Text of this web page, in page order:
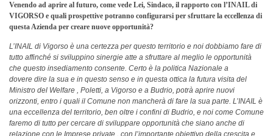
Venendo ad aprire al futuro, come vede Lei, Sindaco, il rapporto con l’INAIL di
VIGORSO e quali prospettive potranno configurarsi per sfruttare la eccellenza di
questa Azienda per creare nuove opportunità?
L’INAIL di Vigorso è una certezza per questo territorio e noi dobbiamo fare di
tutto affinché si sviluppino sinergie atte a sfruttare al meglio le opportunità
che questo insediamento consente. Certo è la politica Nazionale a
dovere dire la sua e in questo senso e in questa ottica la futura visita del
Ministro del Welfare , Poletti, a Vigorso e a Budrio, potrà aprire nuovi
orizzonti, entro i quali il Comune non mancherà di fare la sua parte. L’INAIL è
una eccellenza del territorio, ben oltre i confini di Budrio, e noi come Comune
faremo di tutto per cercare di sviluppare opportunità che siano anche di
relazione con le Imprese private , con l’importante obiettivo della crescita e